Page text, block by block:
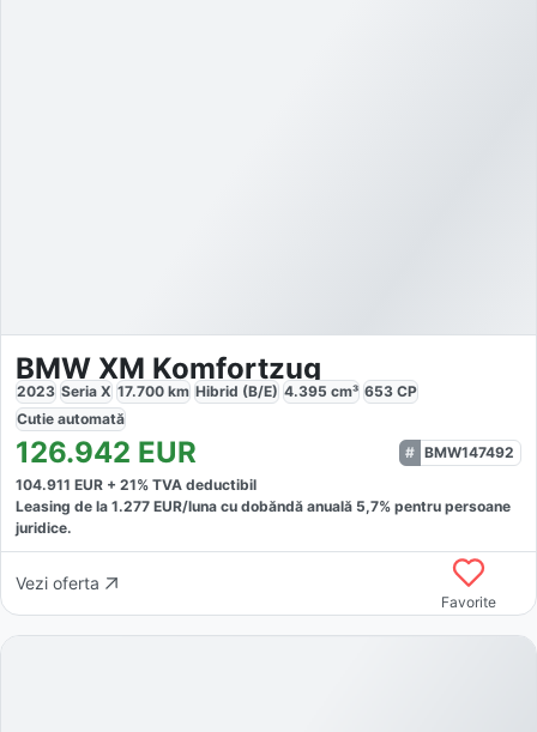
BMW XM Komfortzug
2023 Seria X 17.700 km Hibrid (B/E) 4.395 cm³ 653 CP
Cutie automată
126.942 EUR
BMW147492
104.911 EUR + 21% TVA deductibil
Leasing de la 1.277 EUR/luna cu dobăndă anuală 5,7% pentru persoane
juridice.
Vezi oferta
Favorite